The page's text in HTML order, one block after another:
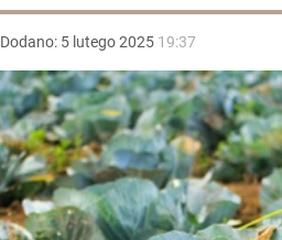
Dodano: 5 lutego2025 19:37